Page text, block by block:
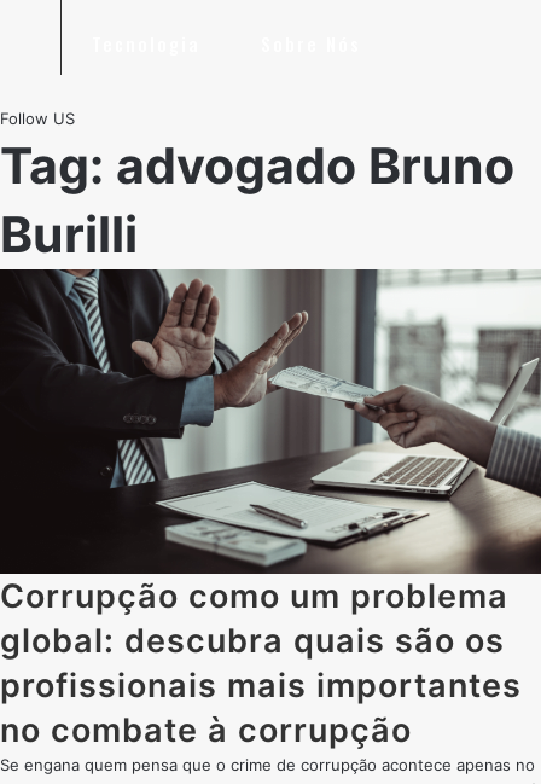
Follow US
Tag: advogado Bruno
Burilli
Corrupção como um problema
global: descubra quais são os
profissionais mais importantes
no combate à corrupção
Se engana quem pensa que o crime de corrupção acontece apenas no